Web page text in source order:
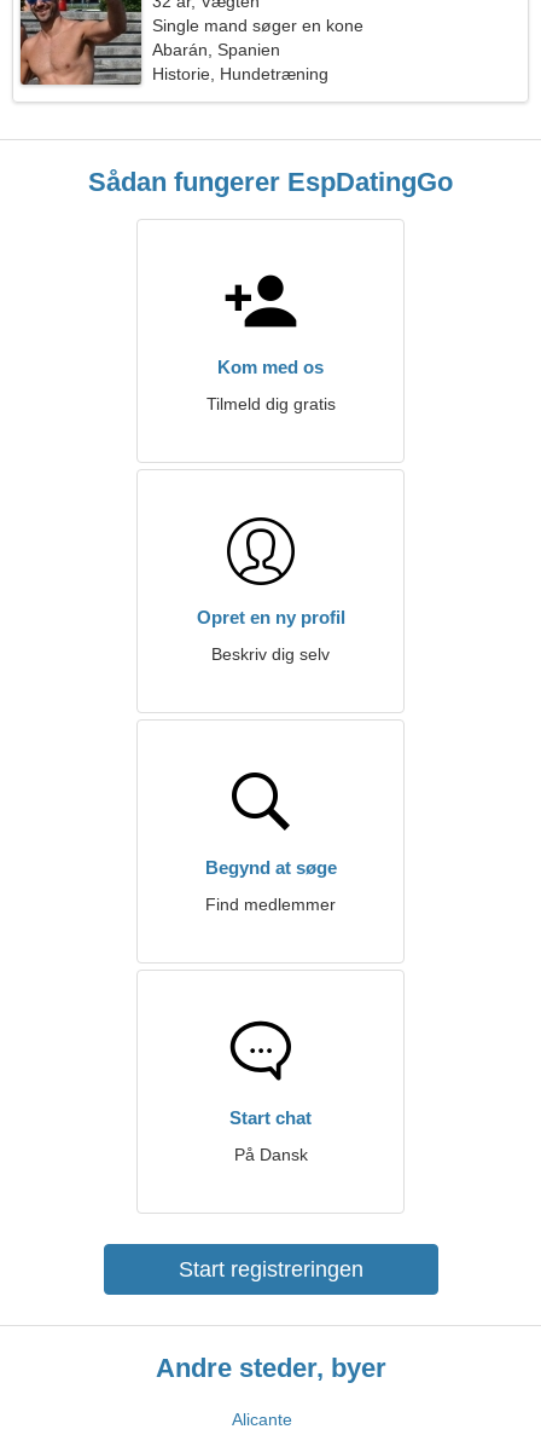
Single mand søger en kone
Abarán, Spanien
Historie, Hundetræning
Sådan fungerer EspDatingGo
Kom med os
Tilmeld dig gratis
Opret en ny profil
Beskriv dig selv
Begynd at søge
Find medlemmer
Start chat
På Dansk
Start registreringen
Andre steder, byer
Alicante